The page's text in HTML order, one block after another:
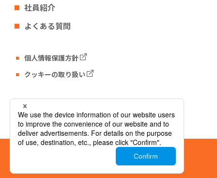
社員紹介
よくある質問
個人情報保護方針
クッキーの取り扱い
Tech Fun コーポレートサイト
© Tech Fun Corporation